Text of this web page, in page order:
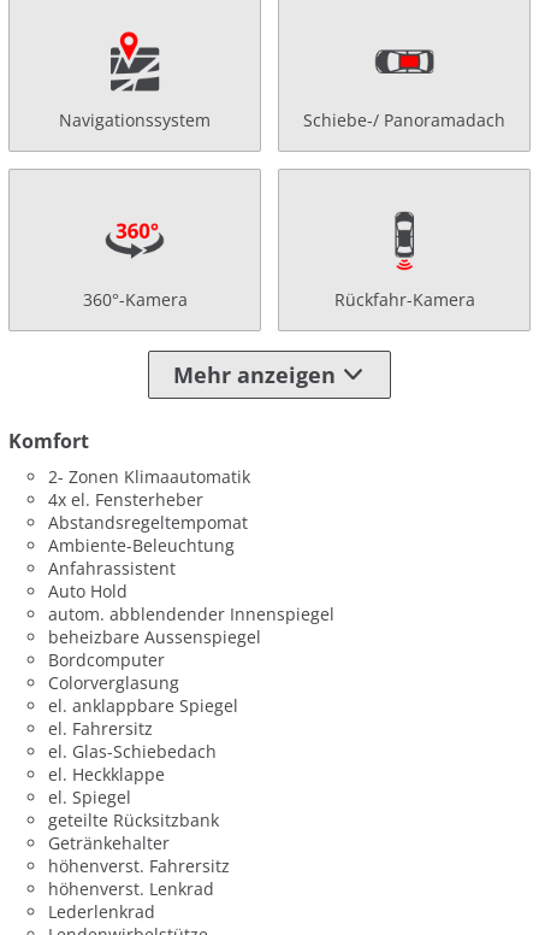
Navigationssystem Schiebe-/ Panoramadach
360°-Kamera Rückfahr-Kamera
Mehr anzeigen
Komfort
2- Zonen Klimaautomatik
4x el. Fensterheber
Abstandsregeltempomat
Ambiente-Beleuchtung
Anfahrassistent
Auto Hold
autom. abblendender Innenspiegel
beheizbare Aussenspiegel
Bordcomputer
Colorverglasung
el. anklappbare Spiegel
el. Fahrersitz
el. Glas-Schiebedach
el. Heckklappe
el. Spiegel
geteilte Rücksitzbank
Getränkehalter
höhenverst. Fahrersitz
höhenverst. Lenkrad
Lederlenkrad